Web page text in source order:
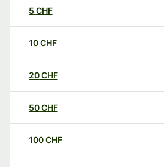
5 CHF
10CHF
20CHF
50CHF
100CHF